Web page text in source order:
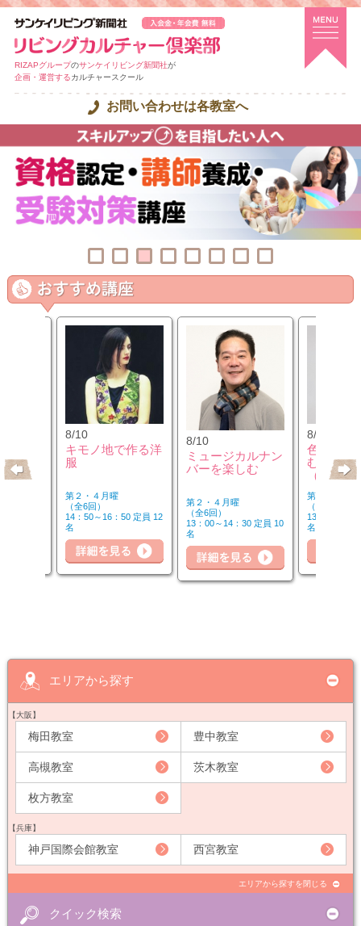
RIZAPグループのサンケイリビング新聞社が
企画・運営するカルチャースクール
お問い合わせは各教室へ
8/10
キモノ地で作る洋
服
第２・４月曜
（全6回）
14：50～16：50 定員 12
名
8/10
ミュージカルナン
バーを楽しむ
第２・４月曜
（全6回）
13：00～14：30 定員 10
名
8/12
色のチカ
むカラー
（第2水
第２水曜
（全3回）
13：00～14
名
詳細を見る
エリアから探す
【大阪】
梅田教室 豊中教室
高槻教室 茨木教室
枚方教室
【兵庫】
神戸国際会館教室 西宮教室
エリアから探すを閉じる
クイック検索